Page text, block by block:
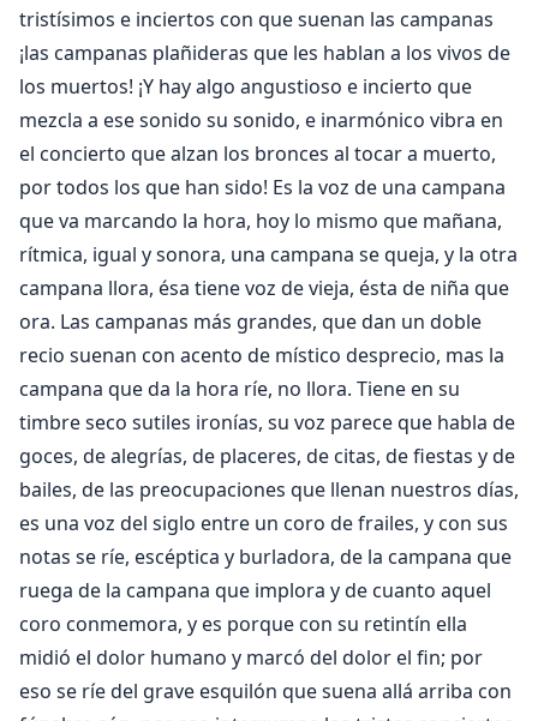
tristísimos e inciertos con que suenan las campanas
¡las campanas plañideras que les hablan a los vivos de
los muertos! ¡Y hay algo angustioso e incierto que
mezcla a ese sonido su sonido, e inarmónico vibra en
el concierto que alzan los bronces al tocar a muerto,
por todos los que han sido! Es la voz de una campana
que va marcando la hora, hoy lo mismo que mañana,
rítmica, igual y sonora, una campana se queja, y la otra
campana llora, ésa tiene voz de vieja, ésta de niña que
ora. Las campanas más grandes, que dan un doble
recio suenan con acento de místico desprecio, mas la
campana que da la hora ríe, no llora. Tiene en su
timbre seco sutiles ironías, su voz parece que habla de
goces, de alegrías, de placeres, de citas, de fiestas y de
bailes, de las preocupaciones que llenan nuestros días,
es una voz del siglo entre un coro de frailes, y con sus
notas se ríe, escéptica y burladora, de la campana que
ruega de la campana que implora y de cuanto aquel
coro conmemora, y es porque con su retintín ella
midió el dolor humano y marcó del dolor el fin; por
eso se ríe del grave esquilón que suena allá arriba con